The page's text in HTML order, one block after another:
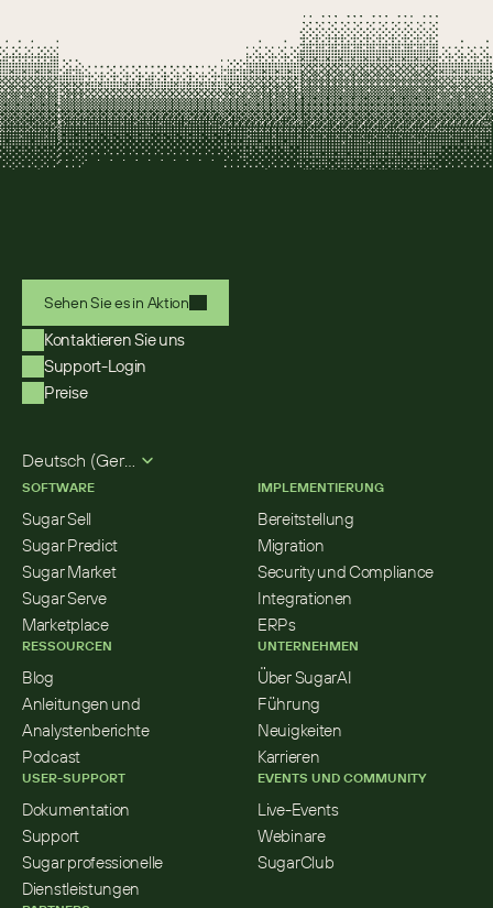
Sehen Sie es in Aktion
Kontaktieren Sie uns
Support-Login
Preise
Deutsch (German)
SOFTWARE
Sugar Sell
Sugar Predict
Sugar Market
Sugar Serve
Marketplace
RESSOURCEN
Blog
Anleitungen und
Analystenberichte
Podcast
USER-SUPPORT
Dokumentation
Support
Sugar professionelle
Dienstleistungen
IMPLEMENTIERUNG
Bereitstellung
Migration
Security und Compliance
Integrationen
ERPs
UNTERNEHMEN
Über SugarAI
Führung
Neuigkeiten
Karrieren
EVENTS UND COMMUNITY
Live-Events
Webinare
SugarClub